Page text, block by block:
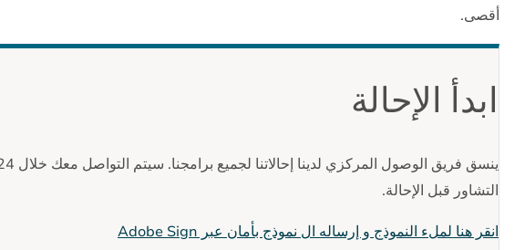
أقصى.
ابدأ الإحالة
التشاور قبل الإحالة.
انقر هنا لملء النموذج و إرساله ال نموذج بأمان عبر Adobe Sign